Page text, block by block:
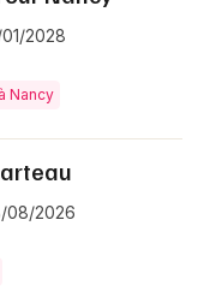
2028
Nancy
08/2026